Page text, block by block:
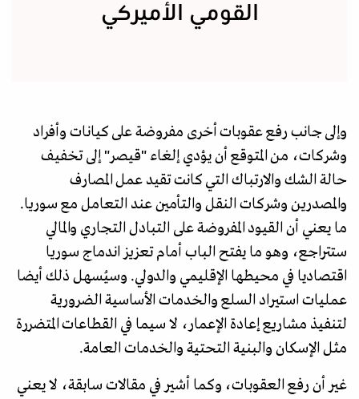
القومي الأميركي
وإلى جانب رفع عقوبات أخرى مفروضة على كيانات وأفراد
وشركات، من المتوقع أن يؤدي إلغاء "قيصر" إلى تخفيف
حالة الشك والارتباك التي كانت تقيد عمل المصارف
والمصدرين وشركات النقل والتأمين عند التعامل مع سوريا.
ما يعني أن القيود المفروضة على التبادل التجاري والمالي
ستتراجع، وهو ما يفتح الباب أمام تعزيز اندماج سوريا
اقتصاديا في محيطها الإقليمي والدولي. وسيُسهل ذلك أيضا
عمليات استيراد السلع والخدمات الأساسية الضرورية
لتنفيذ مشاريع إعادة الإعمار، لا سيما في القطاعات المتضررة
مثل الإسكان والبنية التحتية والخدمات العامة.
غير أن رفع العقوبات، وكما أشير في مقالات سابقة، لا يعني